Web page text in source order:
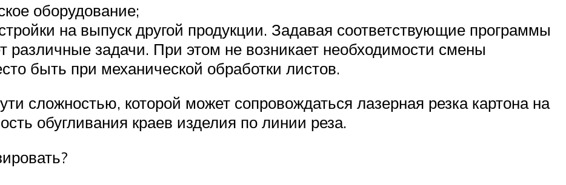
оборудование;
на выпуск другой продукции. Задавая соответствующие программы
различные задачи. При этом не возникает необходимости смены
быть при механической обработки листов.
сложностью, которой может сопровождаться лазерная резка картона на
обугливания краев изделия по линии реза.